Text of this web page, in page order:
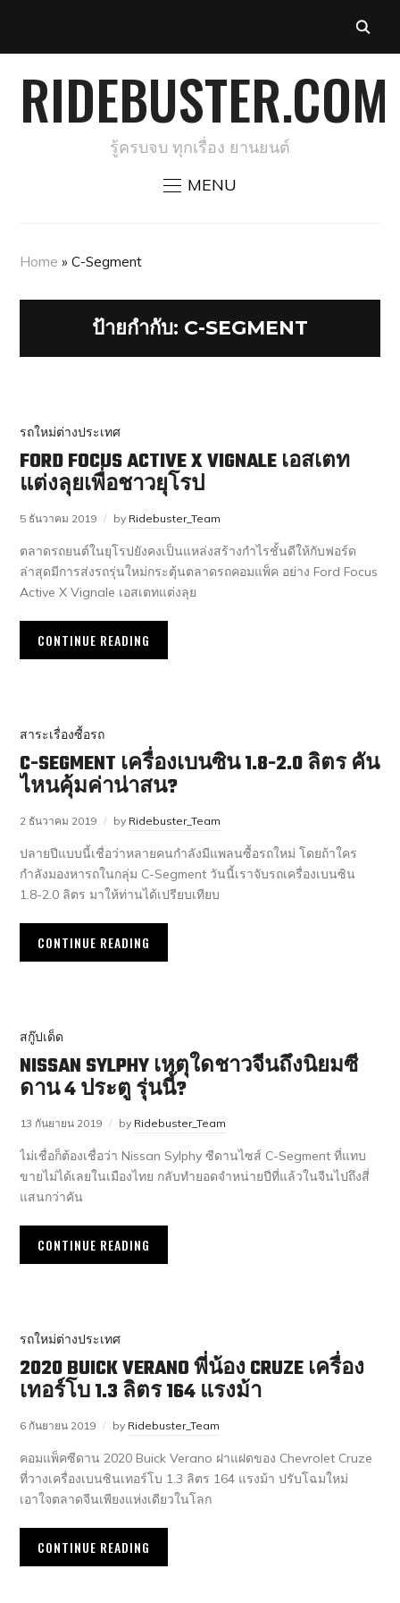
RIDEBUSTER.COM
รู้ครบจบ ทุกเรื่อง ยานยนต์
MENU
Home »C-Segment
ป้ายกำกับ: C-SEGMENT
รถใหม่ต่างประเทศ
FORD FOCUS ACTIVE X VIGNALE เอสเตท
แต่งลุยเพื่อชาวยุโรป
5 ธันวาคม 2019 by Ridebuster_Team
ตลาดรถยนต์ในยุโรปยังคงเป็นแหล่งสร้างกำไรชั้นดีให้กับฟอร์ด
ล่าสุดมีการส่งรถรุ่นใหม่กระตุ้นตลาดรถคอมแพ็ค อย่าง Ford Focus
Active X Vignale เอสเตทแต่งลุย
CONTINUE READING
สาระเรื่องซื้อรถ
C-SEGMENT เครื่องเบนซิน 1.8-2.0 ลิตร คัน
ไหนคุ้มค่าน่าสน?
2 ธันวาคม 2019 by Ridebuster_Team
ปลายปีแบบนี้เชื่อว่าหลายคนกำลังมีแพลนซื้อรถใหม่ โดยถ้าใคร
กำลังมองหารถในกลุ่ม C-Segment วันนี้เราจับรถเครื่องเบนซิน
1.8-2.0 ลิตร มาให้ท่านได้เปรียบเทียบ
CONTINUE READING
สกู๊ปเด็ด
NISSAN SYLPHY เหตุใดชาวจีนถึงนิยมซี
ดาน 4 ประตู รุ่นนี้?
13 กันยายน 2019 by Ridebuster_Team
ไม่เชื่อก็ต้องเชื่อว่า Nissan Sylphy ซีดานไซส์ C-Segment ที่แทบ
ขายไม่ได้เลยในเมืองไทย กลับทำยอดจำหน่ายปีที่แล้วในจีนไปถึงสี่
แสนกว่าคัน
CONTINUE READING
รถใหม่ต่างประเทศ
2020 BUICK VERANO พี่น้อง CRUZE เครื่อง
เทอร์โบ 1.3 ลิตร 164 แรงม้า
6 กันยายน 2019 by Ridebuster_Team
คอมแพ็คซีดาน 2020 Buick Verano ฝาแฝดของ Chevrolet Cruze
ที่วางเครื่องเบนซินเทอร์โบ 1.3 ลิตร 164 แรงม้า ปรับโฉมใหม่
เอาใจตลาดจีนเพียงแห่งเดียวในโลก
CONTINUE READING